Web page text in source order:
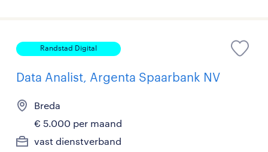
Randstad Digital
Data Analist, Argenta Spaarbank NV
Breda
€ 5.000 per maand
vast dienstverband